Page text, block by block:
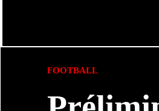
FOOTBALL